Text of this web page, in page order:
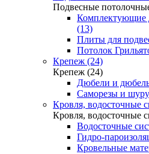
Подвесные
Комплектующие
(13)
Плиты для
Потолок
Крепеж (24)
Крепеж (24)
Дюбели и
Саморезы и
Кровля, водосточные
Кровля, водосточные
Водосточные
Гидро-
Кровельные